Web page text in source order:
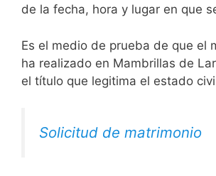
de la fecha, hora y lugar en que
Es el medio de prueba de que el
ha realizado en Mambrillas de
el título que legitima el estado
Solicitud de matrimonio